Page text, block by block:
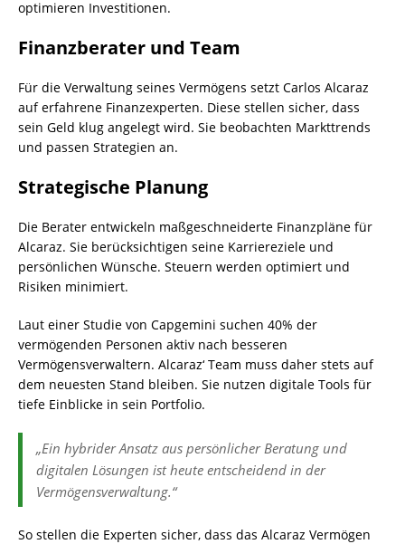
optimieren Investitionen.
Finanzberater und Team
Für die Verwaltung seines Vermögens setzt Carlos Alcaraz
auf erfahrene Finanzexperten. Diese stellen sicher, dass
sein Geld klug angelegt wird. Sie beobachten Markttrends
und passen Strategien an.
Strategische Planung
Die Berater entwickeln maßgeschneiderte Finanzpläne für
Alcaraz. Sie berücksichtigen seine Karriereziele und
persönlichen Wünsche. Steuern werden optimiert und
Risiken minimiert.
Laut einer Studie von Capgemini suchen 40% der
vermögenden Personen aktiv nach besseren
Vermögensverwaltern. Alcaraz‘ Team muss daher stets auf
dem neuesten Stand bleiben. Sie nutzen digitale Tools für
tiefe Einblicke in sein Portfolio.
„Ein hybrider Ansatz aus persönlicher Beratung und
digitalen Lösungen ist heute entscheidend in der
Vermögensverwaltung.“
So stellen die Experten sicher, dass das Alcaraz Vermögen